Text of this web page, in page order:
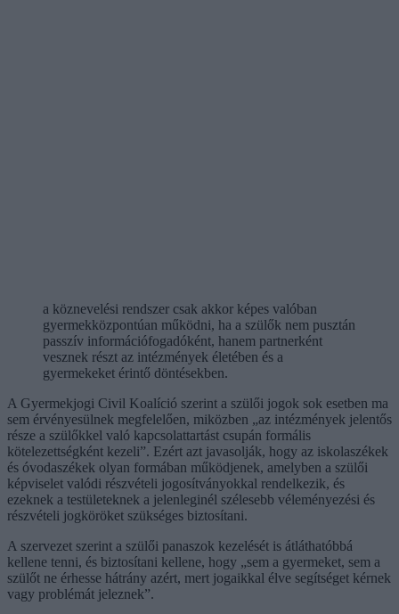
a köznevelési rendszer csak akkor képes valóban
gyermekközpontúan működni, ha a szülők nem pusztán
passzív információfogadóként, hanem partnerként
vesznek részt az intézmények életében és a
gyermekeket érintő döntésekben.
A Gyermekjogi Civil Koalíció szerint a szülői jogok sok esetben ma
sem érvényesülnek megfelelően, miközben „az intézmények jelentős
része a szülőkkel való kapcsolattartást csupán formális
kötelezettségként kezeli”. Ezért azt javasolják, hogy az iskolaszékek
és óvodaszékek olyan formában működjenek, amelyben a szülői
képviselet valódi részvételi jogosítványokkal rendelkezik, és
ezeknek a testületeknek a jelenleginél szélesebb véleményezési és
részvételi jogköröket szükséges biztosítani.
A szervezet szerint a szülői panaszok kezelését is átláthatóbbá
kellene tenni, és biztosítani kellene, hogy „sem a gyermeket, sem a
szülőt ne érhesse hátrány azért, mert jogaikkal élve segítséget kérnek
vagy problémát jeleznek”.